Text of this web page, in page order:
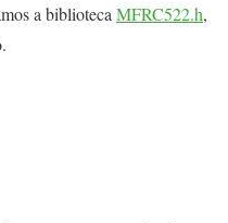
a bibliotecaMFRC522.h,